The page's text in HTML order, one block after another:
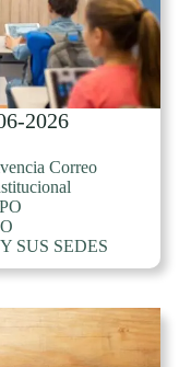
2026
Correo
SUS SEDES